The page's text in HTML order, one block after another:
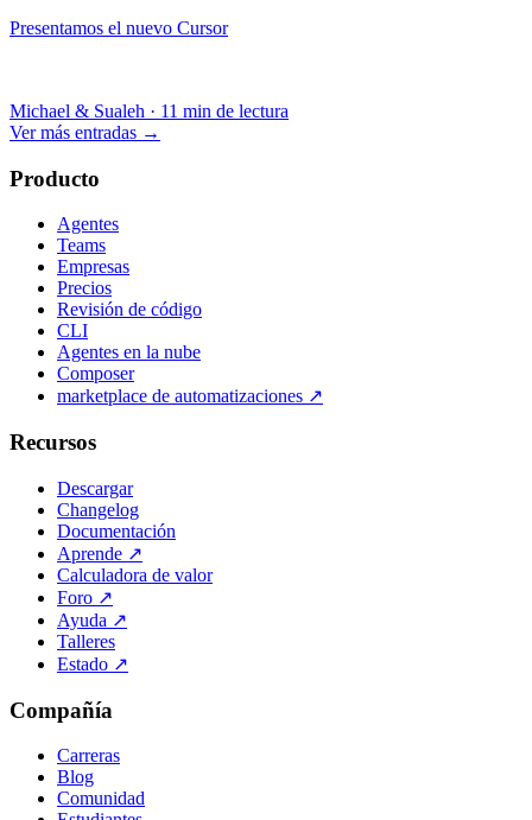
Presentamos el nuevo Cursor
Michael & Sualeh · 11 min de lectura
Ver más entradas →
Producto
Agentes
Teams
Empresas
Precios
Revisión de código
CLI
Agentes en la nube
Composer
marketplace de automatizaciones ↗
Recursos
Descargar
Changelog
Documentación
Aprende ↗
Calculadora de valor
Foro ↗
Ayuda ↗
Talleres
Estado ↗
Compañía
Carreras
Blog
Comunidad